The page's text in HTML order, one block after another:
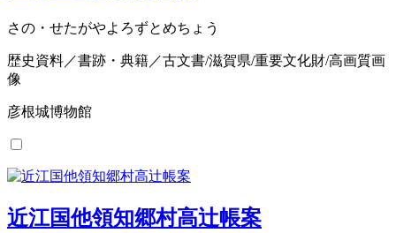
さの・せたがやよろずとめちょう
歴史資料／書跡・典籍／古文書/滋賀県/重要文化財/高画質画
像
彦根城博物館
近江国他領知郷村高辻帳案